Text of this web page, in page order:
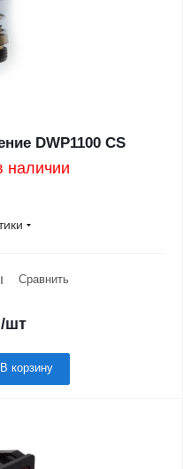
DWP1100 CS
наличии
Сравнить
/шт
В корзину